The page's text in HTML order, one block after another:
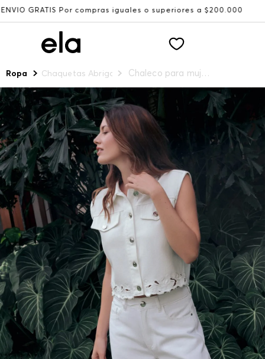
iguales o superiores a $200.000 Recibe: 15%OFF
Ropa Chaquetas Abrigos y Chalecos Chaleco para mujer manga sisa